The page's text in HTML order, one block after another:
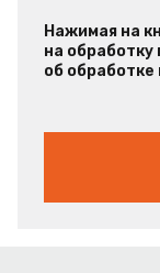
Нажимая на
на
об обработке